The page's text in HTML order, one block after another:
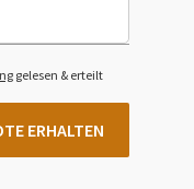
gelesen & erteilt
ERHALTEN